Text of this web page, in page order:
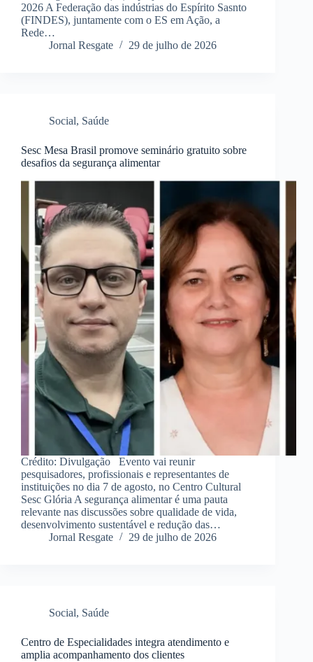
2026 A Federação das indústrias do Espírito Sasnto
(FINDES), juntamente com o ES em Ação, a
Rede…
Jornal Resgate
29 de julho de 2026
Social, Saúde
Sesc Mesa Brasil promove seminário gratuito sobre
desafios da segurança alimentar
Crédito: Divulgação Evento vai reunir
pesquisadores, profissionais e representantes de
instituições no dia 7 de agosto, no Centro Cultural
Sesc Glória A segurança alimentar é uma pauta
relevante nas discussões sobre qualidade de vida,
desenvolvimento sustentável e redução das…
Jornal Resgate
29 de julho de 2026
Social, Saúde
Centro de Especialidades integra atendimento e
amplia acompanhamento dos clientes